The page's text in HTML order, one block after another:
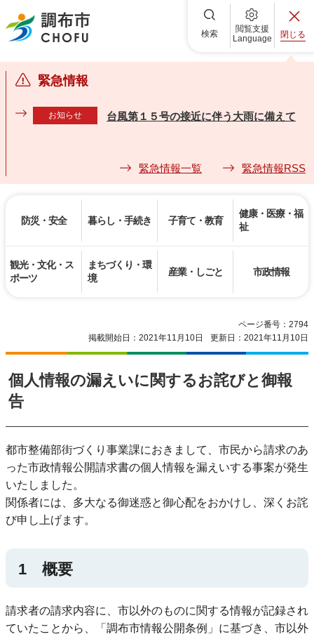
調布市 検索
閲覧支援
Language
閉じる
緊急情報
お知らせ 台風第１５号の接近に伴う大雨に備えて
緊急情報一覧 緊急情報RSS
防災・安全 暮らし・手続き 子育て・教育
健康・医療・福
祉
観光・文化・ス
ポーツ
まちづくり・環
境
産業・しごと 市政情報
ページ番号：2794
掲載開始日：2021年11月10日
更新日：2021年11月10日
個人情報の漏えいに関するお詫びと御報
告
都市整備部街づくり事業課におきまして、市民から請求のあ
った市政情報公開請求書の個人情報を漏えいする事案が発生
いたしました。
関係者には、多大なる御迷惑と御心配をおかけし、深くお詫
び申し上げます。
1 概要
請求者の請求内容に、市以外のものに関する情報が記録され
ていたことから、「調布市情報公開条例」に基づき、市以外